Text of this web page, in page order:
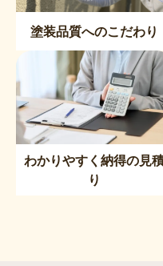
塗装品質へのこだわり
わかりやすく納得の見
り